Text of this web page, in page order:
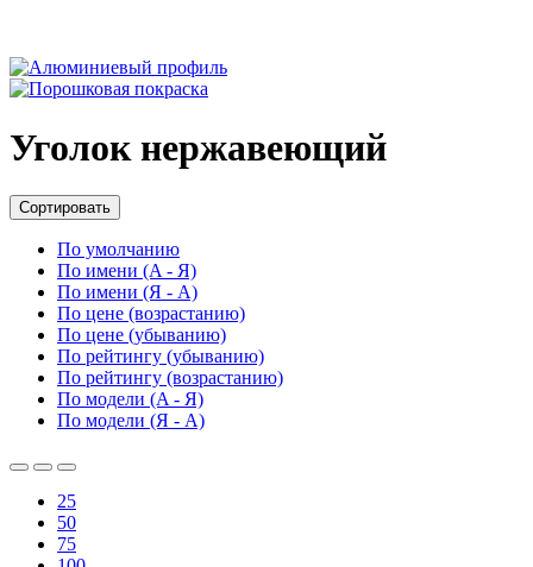
Уголок нержавеющий
Сортировать
По умолчанию
По имени (A - Я)
По имени (Я - A)
По цене (возрастанию)
По цене (убыванию)
По рейтингу (убыванию)
По рейтингу (возрастанию)
По модели (A - Я)
По модели (Я - A)
25
50
75